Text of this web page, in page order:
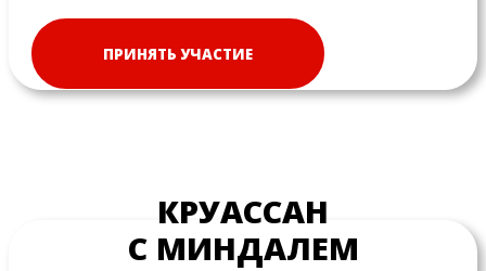
ПРИНЯТЬ УЧАСТИЕ
КРУАССАН
С МИНДАЛЕМ